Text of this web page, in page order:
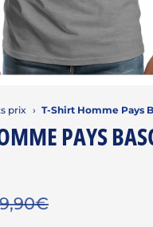
prix › T-Shirt Homme Pays
PAYS